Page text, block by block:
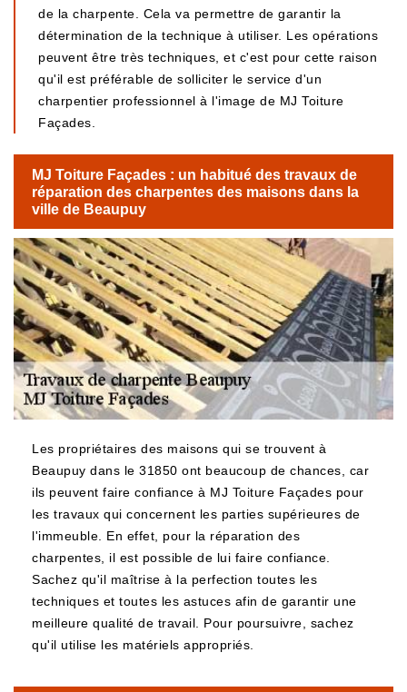
de la charpente. Cela va permettre de garantir la
détermination de la technique à utiliser. Les opérations
peuvent être très techniques, et c'est pour cette raison
qu'il est préférable de solliciter le service d'un
charpentier professionnel à l'image de MJ Toiture
Façades.
MJ Toiture Façades : un habitué des travaux de
réparation des charpentes des maisons dans la
ville de Beaupuy
Les propriétaires des maisons qui se trouvent à
Beaupuy dans le 31850 ont beaucoup de chances, car
ils peuvent faire confiance à MJ Toiture Façades pour
les travaux qui concernent les parties supérieures de
l'immeuble. En effet, pour la réparation des
charpentes, il est possible de lui faire confiance.
Sachez qu'il maîtrise à la perfection toutes les
techniques et toutes les astuces afin de garantir une
meilleure qualité de travail. Pour poursuivre, sachez
qu'il utilise les matériels appropriés.